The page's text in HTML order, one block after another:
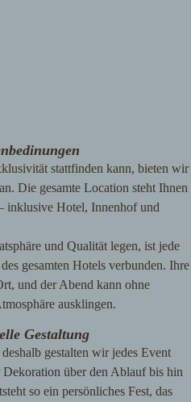
stattfinden kann, bieten wir
Die gesamte Location steht Ihnen
inklusive Hotel, Innenhof und
und Qualität legen, ist jede
gesamten Hotels verbunden. Ihre
und der Abend kann ohne
ausklingen.
Gestaltung
gestalten wir jedes Event
über den Ablauf bis hin
so ein persönliches Fest, das